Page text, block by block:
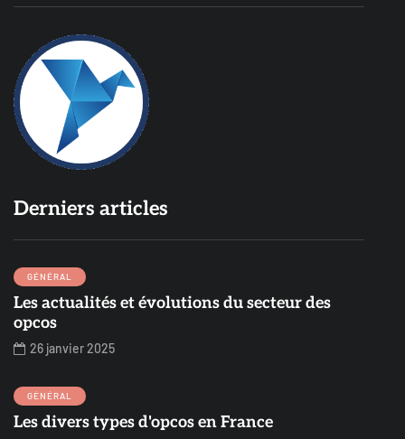
Derniers articles
GÉNÉRAL
Les actualités et évolutions du secteur des
opcos
26 janvier 2025
GÉNÉRAL
Les divers types d'opcos en France